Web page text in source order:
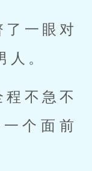
了一眼对
人。
不急不
个面前